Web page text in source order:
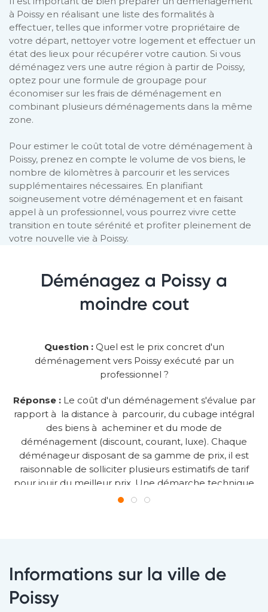
à Poissy en réalisant une liste des formalités à
effectuer, telles que informer votre propriétaire de
votre départ, nettoyer votre logement et effectuer un
état des lieux pour récupérer votre caution. Si vous
déménagez vers une autre région à partir de Poissy,
optez pour une formule de groupage pour
économiser sur les frais de déménagement en
combinant plusieurs déménagements dans la même
zone.
Pour estimer le coût total de votre déménagement à
Poissy, prenez en compte le volume de vos biens, le
nombre de kilomètres à parcourir et les services
supplémentaires nécessaires. En planifiant
soigneusement votre déménagement et en faisant
appel à un professionnel, vous pourrez vivre cette
transition en toute sérénité et profiter pleinement de
votre nouvelle vie à Poissy.
Déménagez a Poissy a
moindre cout
Question :Quel est le prix concret d'un
déménagement vers Poissy exécuté par un
professionnel ?
Réponse :Le coût d'un déménagement s'évalue par
rapport à la distance à parcourir, du cubage intégral
des biens à acheminer et du mode de
déménagement (discount, courant, luxe). Chaque
déménageur disposant de sa gamme de prix, il est
raisonnable de solliciter plusieurs estimatifs de tarif
pour jouir du meilleur prix. Une démarche technique
exécutée par votre déménageur vous portera à savoir
Informations sur la ville de
Poissy